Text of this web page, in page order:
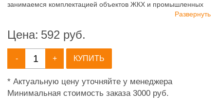
занимаемся комплектацией объектов ЖКХ и промышленных
зданий, имея широкий ассортимент продукции для систем:
Развернуть
Цена: 592 руб.
- + КУПИТЬ
* Актуальную цену уточняйте у менеджера
Минимальная стоимость заказа 3000 руб.